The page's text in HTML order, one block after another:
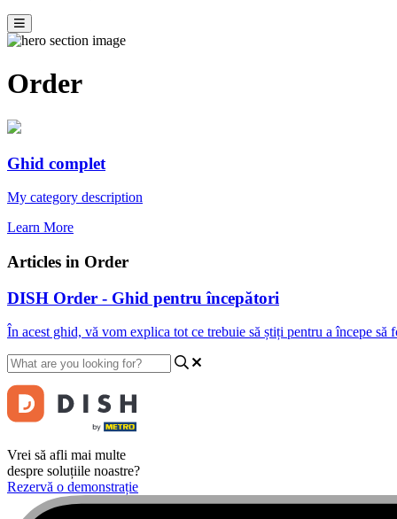
Order
Ghid complet
My category description
Learn More
Articles in Order
DISH Order - Ghid pentru începători
În acest ghid, vă vom explica tot ce trebuie să știți pentru a începe
Vrei să afli mai multe
despre soluțiile noastre?
Rezervă o demonstrație